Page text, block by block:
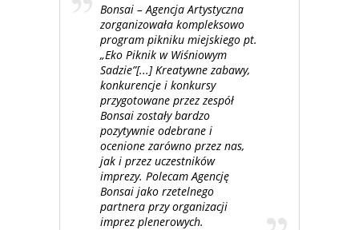
Bonsai – Agencja Artystyczna
zorganizowała kompleksowo
program pikniku miejskiego pt.
„Eko Piknik w Wiśniowym
Sadzie”[...] Kreatywne zabawy,
konkurencje i konkursy
przygotowane przez zespół
Bonsai zostały bardzo
pozytywnie odebrane i
ocenione zarówno przez nas,
jak i przez uczestników
imprezy. Polecam Agencję
Bonsai jako rzetelnego
partnera przy organizacji
imprez plenerowych.